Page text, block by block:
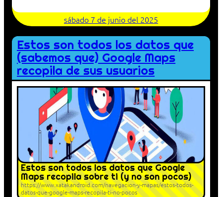
sábado 7 de junio del 2025
Estos son todos los datos que
(sabemos que) Google Maps
recopila de sus usuarios
Estos son todos los datos que Google
Maps recopila sobre ti (y no son pocos)
https://www.xatakandroid.com/navegacion-y-mapas/estos-todos-
datos-que-google-maps-recopila-ti-no-pocos